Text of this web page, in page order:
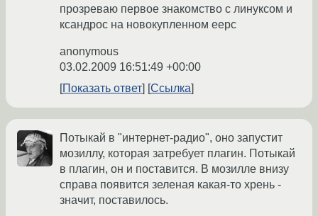
прозреваю первое знакомство с линуксом и
ксандрос на новокупленном eepc
anonymous
03.02.2009 16:51:49 +00:00
Показать ответ
Ссылка
Потыкай в "интернет-радио", оно запустит
мозиллу, которая затребует плагин. Потыкай
в плагин, он и поставится. В мозилле внизу
справа появится зеленая какая-то хрень -
значит, поставилось.